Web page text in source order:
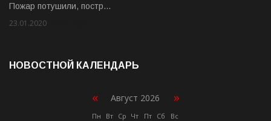
Пожар потушили, постр…
23.01.2020
НОВОСТНОЙ КАЛЕНДАРЬ
« Август 2026 »
Пн Вт Ср Чт Пт Сб Вс